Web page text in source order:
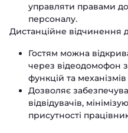
управляти правами
персоналу.
Дистанційне відчинення
Гостям можна
через відеодомофон
функцій та
Дозволяє
відвідувачів,
присутності